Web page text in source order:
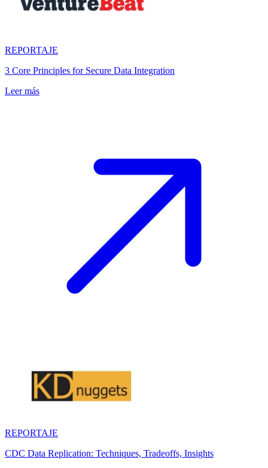
REPORTAJE
3 Core Principles for Secure Data Integration
Leer más
REPORTAJE
CDC Data Replication: Techniques, Tradeoffs, Insights